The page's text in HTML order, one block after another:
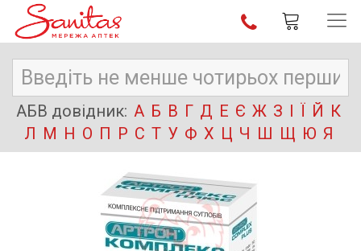
АБВ довідник: А Б В Г Д Е Є Ж З І Ї Й К
Л М Н О П Р С Т У Ф Х Ц Ч Ш Щ Ю Я